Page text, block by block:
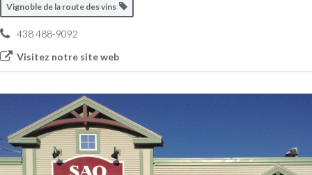
Vignoble de la route des vins
438 488-9092
Visitez notre site web